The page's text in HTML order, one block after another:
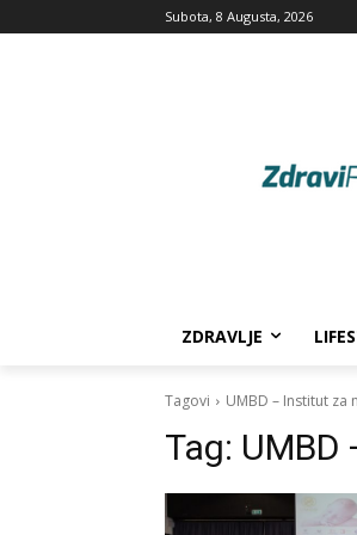
Subota, 8 Augusta, 2026
ZDRAVLJE
Tagovi UMBD – Institut za
Tag: